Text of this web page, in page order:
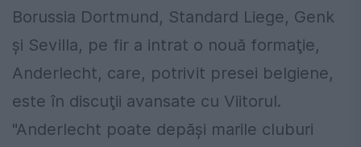
Borussia Dortmund, Standard Liege, Genk
şi Sevilla, pe fir a intrat o nouă formaţie,
Anderlecht, care, potrivit presei belgiene,
este în discuţii avansate cu Viitorul.
"Anderlecht poate depăşi marile cluburi